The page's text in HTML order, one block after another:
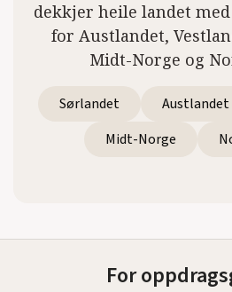
dekkjer heile landet
for Austlandet,
Midt-Norge og
Sørlandet Austlandet
Midt-Norge
For